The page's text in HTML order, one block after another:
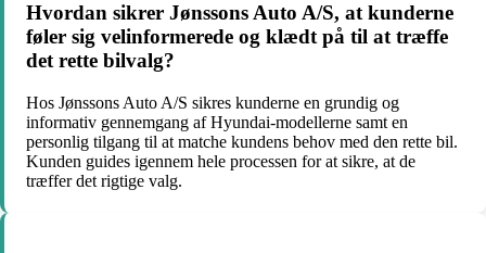
Hvordan sikrer Jønssons Auto A/S, at kunderne
føler sig velinformerede og klædt på til at træffe
det rette bilvalg?
Hos Jønssons Auto A/S sikres kunderne en grundig og
informativ gennemgang af Hyundai-modellerne samt en
personlig tilgang til at matche kundens behov med den rette bil.
Kunden guides igennem hele processen for at sikre, at de
træffer det rigtige valg.